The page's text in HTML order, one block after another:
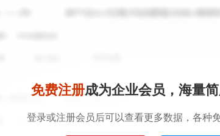
免费注册成为企业会员，海量简
登录或注册会员后可以查看更多数据，各种